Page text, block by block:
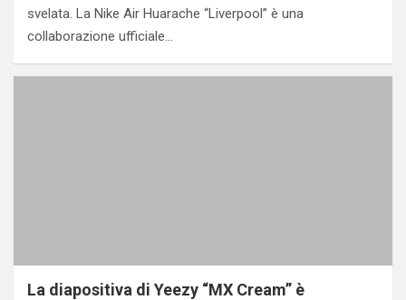
svelata. La Nike Air Huarache “Liverpool” è una
collaborazione ufficiale…
La diapositiva di Yeezy “MX Cream” è